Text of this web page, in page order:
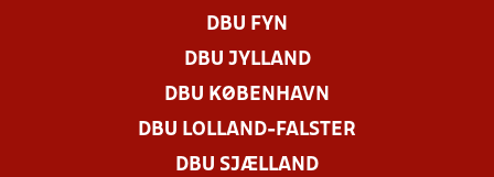
DBU FYN
DBU JYLLAND
DBU KØBENHAVN
DBU LOLLAND-FALSTER
DBU SJÆLLAND